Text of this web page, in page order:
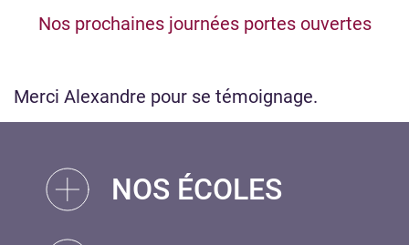
Nos prochaines journées portes ouvertes
Merci Alexandre pour se témoignage.
NOS ÉCOLES